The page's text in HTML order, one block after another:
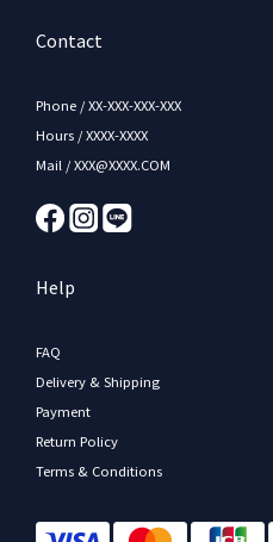
Contact
Phone / XX-XXX-XXX-XXX
Hours / XXXX-XXXX
Mail / XXX@XXXX.COM
Help
FAQ
Delivery & Shipping
Payment
Return Policy
Terms & Conditions